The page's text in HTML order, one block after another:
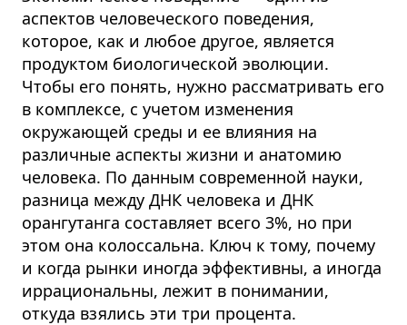
аспектов человеческого поведения,
которое, как и любое другое, является
продуктом биологической эволюции.
Чтобы его понять, нужно рассматривать его
в комплексе, с учетом изменения
окружающей среды и ее влияния на
различные аспекты жизни и анатомию
человека. По данным современной науки,
разница между ДНК человека и ДНК
орангутанга составляет всего 3%, но при
этом она колоссальна. Ключ к тому, почему
и когда рынки иногда эффективны, а иногда
иррациональны, лежит в понимании,
откуда взялись эти три процента.